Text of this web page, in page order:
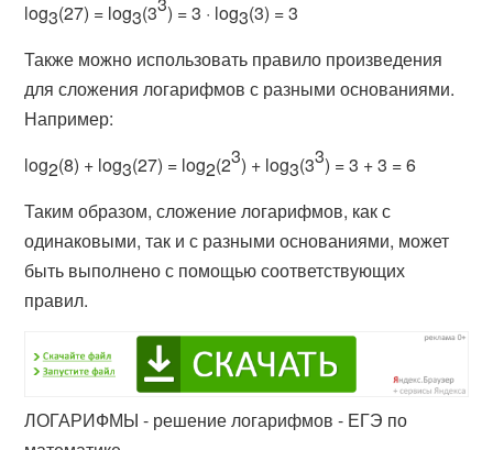
log3(27) = log3(3 ) = 3 · log3(3) = 3
Также можно использовать правило произведения
для сложения логарифмов с разными основаниями.
Например:
log2(8) + log3(27) = log2(23) + log3(33) = 3 + 3 = 6
Таким образом, сложение логарифмов, как с
одинаковыми, так и с разными основаниями, может
быть выполнено с помощью соответствующих
правил.
ЛОГАРИФМЫ - решение логарифмов - ЕГЭ по